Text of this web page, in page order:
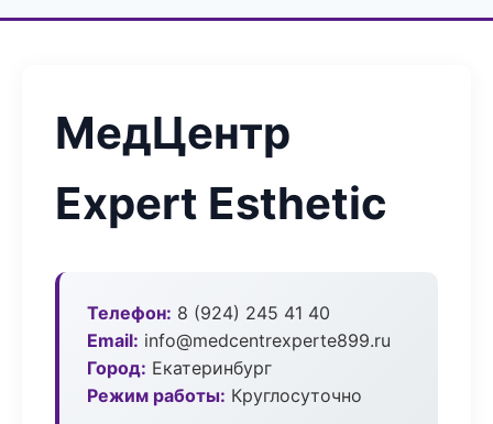
МедЦентр
Expert Esthetic
Телефон: 8 (924) 245 41 40
Email: info@medcentrexperte899.ru
Город: Екатеринбург
Режим работы: Круглосуточно